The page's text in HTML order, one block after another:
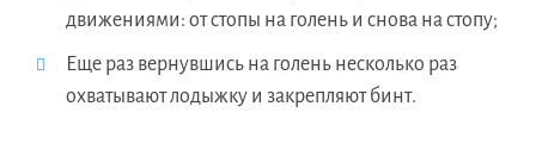
движениями: от стопы на голень и снова на стопу;
Еще раз вернувшись на голень несколько раз
охватывают лодыжку и закрепляют бинт.